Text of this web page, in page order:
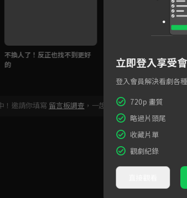
不換人了！反正也找不到更好
的
底氣
！邀請你填寫 留言板調查 ，一起共創新版留言功能！
立即登入享受
登入會員解決看劇各
720p 畫質
略過片頭尾
收藏片單
觀劇紀錄